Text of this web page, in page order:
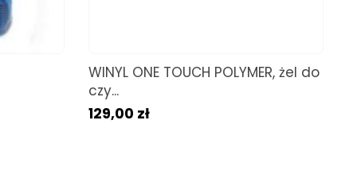
WINYL ONE TOUCH POLYMER, żel do
czy...
129,00 zł